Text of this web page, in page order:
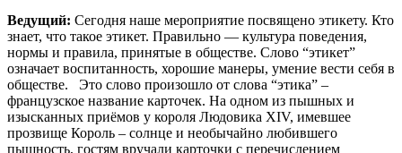
Ведущий: Сегодня наше мероприятие посвящено этикету. Кто
знает, что такое этикет. Правильно — культура поведения,
нормы и правила, принятые в обществе. Слово “этикет”
означает воспитанность, хорошие манеры, умение вести себя в
обществе. Это слово произошло от слова “этика” –
французское название карточек. На одном из пышных и
изысканных приёмов у короля Людовика XIV, имевшее
прозвище Король – солнце и необычайно любившего
пышность, гостям вручали карточки с перечислением